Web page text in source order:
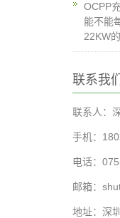
OCPP
能不能
22KW
联系我们
联系人：
手机：
电话：
邮箱：
地址：深